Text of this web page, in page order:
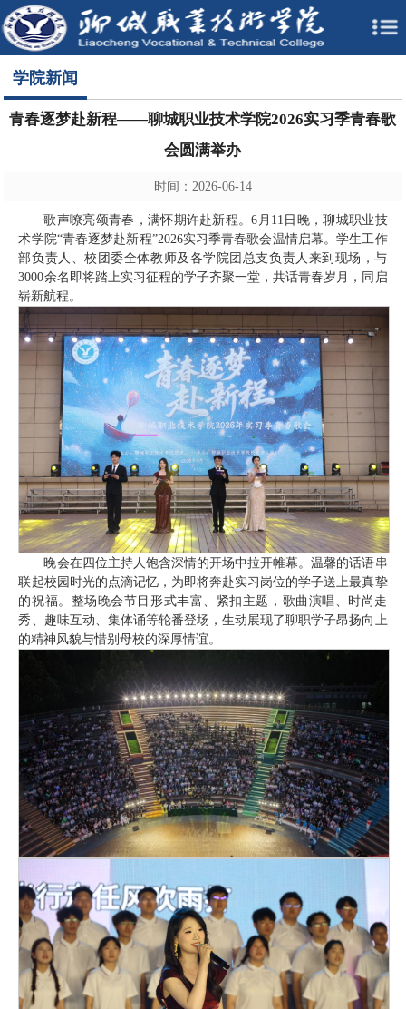
学院新闻
青春逐梦赴新程——聊城职业技术学院2026实习季青春歌
会圆满举办
时间：2026-06-14
歌声嘹亮颂青春，满怀期许赴新程。6月11日晚，聊城职业技
术学院“青春逐梦赴新程”2026实习季青春歌会温情启幕。学生工作
部负责人、校团委全体教师及各学院团总支负责人来到现场，与
3000余名即将踏上实习征程的学子齐聚一堂，共话青春岁月，同启
崭新航程。
晚会在四位主持人饱含深情的开场中拉开帷幕。温馨的话语串
联起校园时光的点滴记忆，为即将奔赴实习岗位的学子送上最真挚
的祝福。整场晚会节目形式丰富、紧扣主题，歌曲演唱、时尚走
秀、趣味互动、集体诵等轮番登场，生动展现了聊职学子昂扬向上
的精神风貌与惜别母校的深厚情谊。